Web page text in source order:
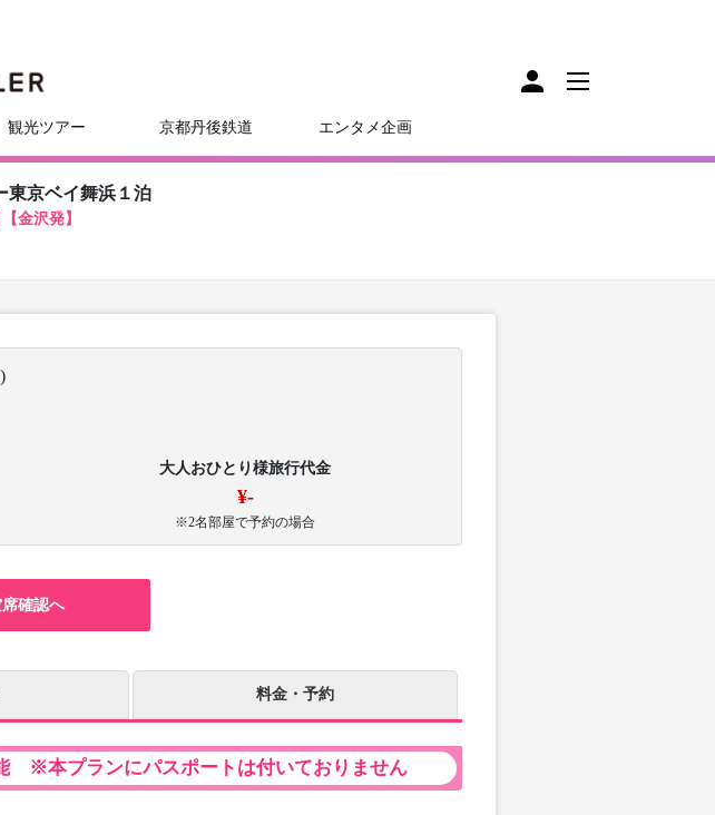
観光ツアー 京都丹後鉄道 エンタメ企画
東京ベイ舞浜１泊
金沢発】
大人おひとり様旅行代金
¥-
※2名部屋で予約の場合
確認へ
料金・予約
※本プランにパスポートは付いておりません